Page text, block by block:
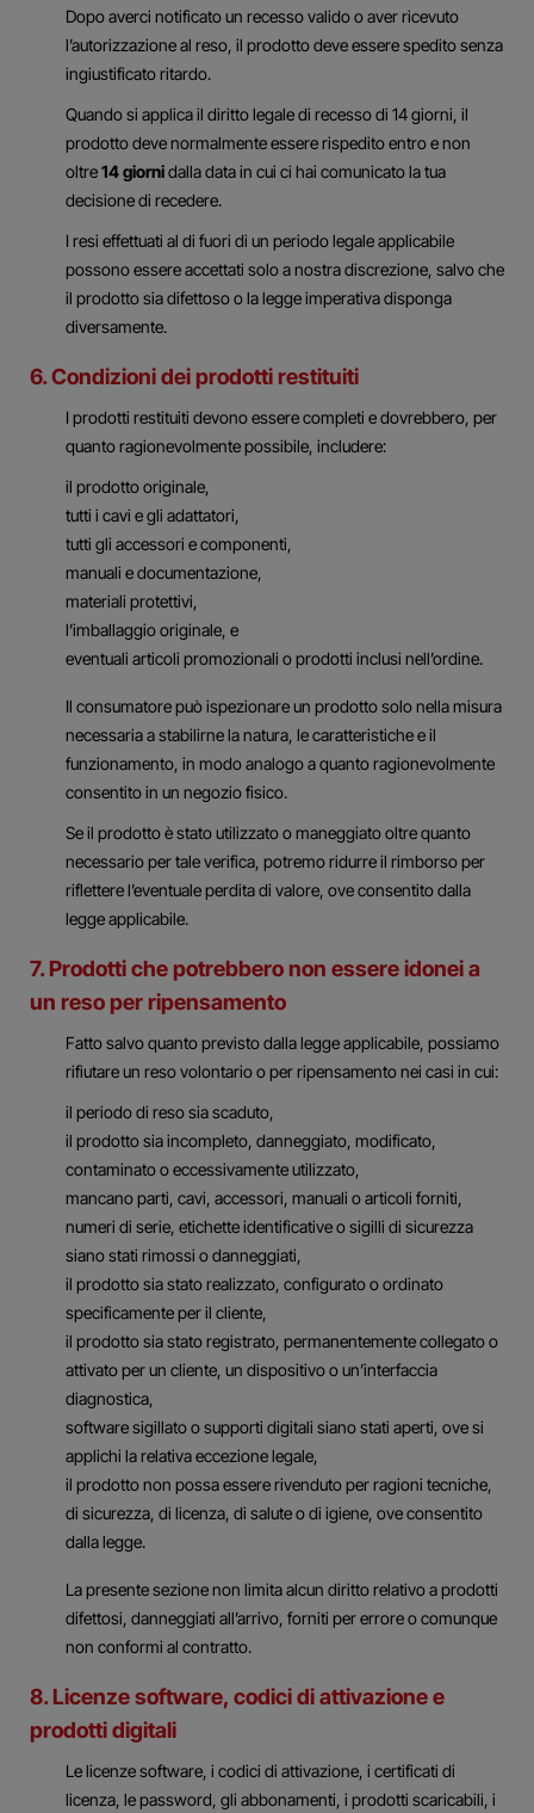
Dopo averci notificato un recesso valido o aver ricevuto
l’autorizzazione al reso, il prodotto deve essere spedito senza
ingiustificato ritardo.
Quando si applica il diritto legale di recesso di 14 giorni, il
prodotto deve normalmente essere rispedito entro e non
oltre14 giornidalla data in cui ci hai comunicato la tua
decisione di recedere.
I resi effettuati al di fuori di un periodo legale applicabile
possono essere accettati solo a nostra discrezione, salvo che
il prodotto sia difettoso o la legge imperativa disponga
diversamente.
6. Condizioni dei prodotti restituiti
I prodotti restituiti devono essere completi e dovrebbero, per
quanto ragionevolmente possibile, includere:
il prodotto originale,
tutti i cavi e gli adattatori,
tutti gli accessori e componenti,
manuali e documentazione,
materiali protettivi,
l’imballaggio originale, e
eventuali articoli promozionali o prodotti inclusi nell’ordine.
Il consumatore può ispezionare un prodotto solo nella misura
necessaria a stabilirne la natura, le caratteristiche e il
funzionamento, in modo analogo a quanto ragionevolmente
consentito in un negozio fisico.
Se il prodotto è stato utilizzato o maneggiato oltre quanto
necessario per tale verifica, potremo ridurre il rimborso per
riflettere l’eventuale perdita di valore, ove consentito dalla
legge applicabile.
7. Prodotti che potrebbero non essere idonei a
un reso per ripensamento
Fatto salvo quanto previsto dalla legge applicabile, possiamo
rifiutare un reso volontario o per ripensamento nei casi in cui:
il periodo di reso sia scaduto,
il prodotto sia incompleto, danneggiato, modificato,
contaminato o eccessivamente utilizzato,
mancano parti, cavi, accessori, manuali o articoli forniti,
numeri di serie, etichette identificative o sigilli di sicurezza
siano stati rimossi o danneggiati,
il prodotto sia stato realizzato, configurato o ordinato
specificamente per il cliente,
il prodotto sia stato registrato, permanentemente collegato o
attivato per un cliente, un dispositivo o un’interfaccia
diagnostica,
software sigillato o supporti digitali siano stati aperti, ove si
applichi la relativa eccezione legale,
il prodotto non possa essere rivenduto per ragioni tecniche,
di sicurezza, di licenza, di salute o di igiene, ove consentito
dalla legge.
La presente sezione non limita alcun diritto relativo a prodotti
difettosi, danneggiati all’arrivo, forniti per errore o comunque
non conformi al contratto.
8. Licenze software, codici di attivazione e
prodotti digitali
Le licenze software, i codici di attivazione, i certificati di
licenza, le password, gli abbonamenti, i prodotti scaricabili, i